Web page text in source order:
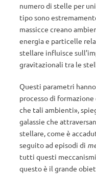
numero di stelle per
tipo sono
massicce creano
energia e particelle
stellare influisce
gravitazionali tra le
Questi parametri
processo di
che tali ambienti»,
galassie che
stellare, come è
seguito ad episodi di
tutti questi
questo è il grande